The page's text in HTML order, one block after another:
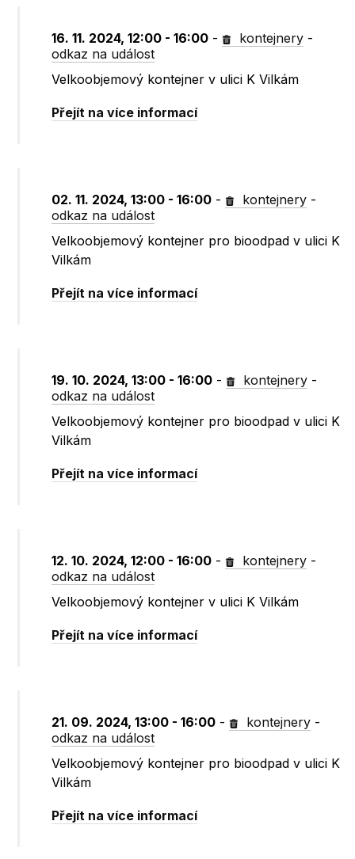
16. 11. 2024, 12:00 - 16:00 - kontejnery -
odkaz na událost
Velkoobjemový kontejner v ulici K Vilkám
Přejít na více informací
02. 11. 2024, 13:00 - 16:00 - kontejnery -
odkaz na událost
Velkoobjemový kontejner pro bioodpad v ulici K
Vilkám
Přejít na více informací
19. 10. 2024, 13:00 - 16:00 - kontejnery -
odkaz na událost
Velkoobjemový kontejner pro bioodpad v ulici K
Vilkám
Přejít na více informací
12. 10. 2024, 12:00 - 16:00 - kontejnery -
odkaz na událost
Velkoobjemový kontejner v ulici K Vilkám
Přejít na více informací
21. 09. 2024, 13:00 - 16:00 - kontejnery -
odkaz na událost
Velkoobjemový kontejner pro bioodpad v ulici K
Vilkám
Přejít na více informací